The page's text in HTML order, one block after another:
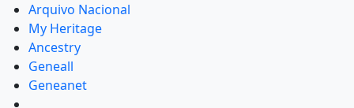
Arquivo Nacional
My Heritage
Ancestry
Geneall
Geneanet